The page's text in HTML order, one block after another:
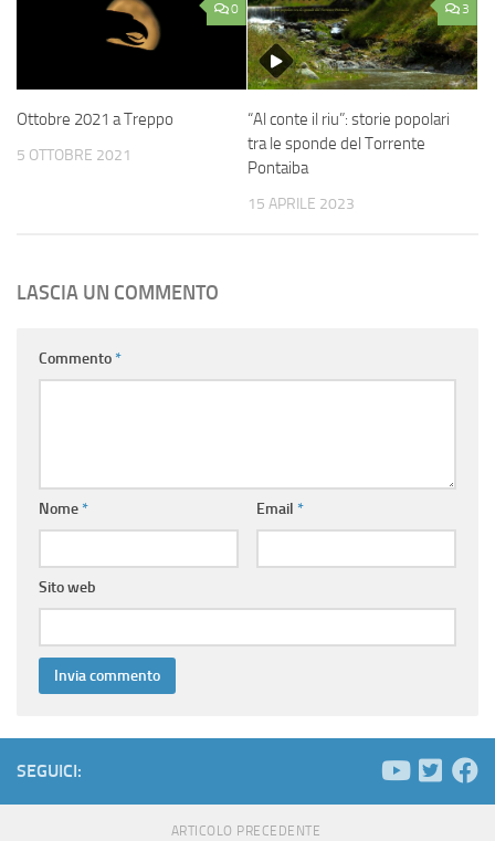
0
Ottobre 2021 a Treppo
5 OTTOBRE 2021
3
“Al conte il riu”: storie popolari
tra le sponde del Torrente
Pontaiba
15 APRILE 2023
LASCIA UN COMMENTO
Commento*
Nome* Email *
Sito web
SEGUICI:
ARTICOLO PRECEDENTE